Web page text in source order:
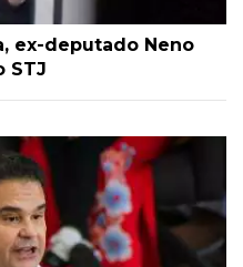
ex-deputado Neno
STJ